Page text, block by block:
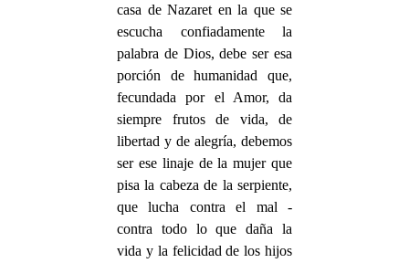
casa de Nazaret en la que se
escucha confiadamente la
palabra de Dios, debe ser esa
porción de humanidad que,
fecundada por el Amor, da
siempre frutos de vida, de
libertad y de alegría, debemos
ser ese linaje de la mujer que
pisa la cabeza de la serpiente,
que lucha contra el mal -
contra todo lo que daña la
vida y la felicidad de los hijos